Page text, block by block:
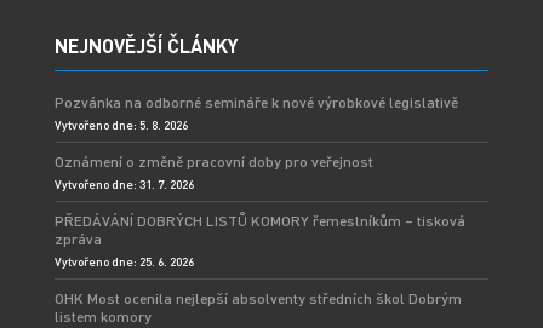
NEJNOVĚJŠÍ ČLÁNKY
Pozvánka na odborné semináře k nové výrobkové legislativě
Vytvořeno dne: 5. 8. 2026
Oznámení o změně pracovní doby pro veřejnost
Vytvořeno dne: 31. 7. 2026
PŘEDÁVÁNÍ DOBRÝCH LISTŮ KOMORY řemeslníkům – tisková
zpráva
Vytvořeno dne: 25. 6. 2026
OHK Most ocenila nejlepší absolventy středních škol Dobrým
listem komory